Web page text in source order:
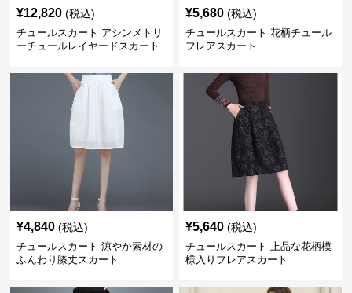
¥12,820 (税込)
チュールスカート アシンメトリ
ーチュールレイヤードスカート
¥5,680 (税込)
チュールスカート 花柄チュール
フレアスカート
¥4,840 (税込)
チュールスカート 涼やか素材の
ふんわり膝丈スカート
¥5,640 (税込)
チュールスカート 上品な花柄模
様入りフレアスカート